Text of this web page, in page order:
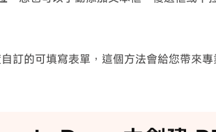
訂的可填寫表單，這個方法會給您帶來